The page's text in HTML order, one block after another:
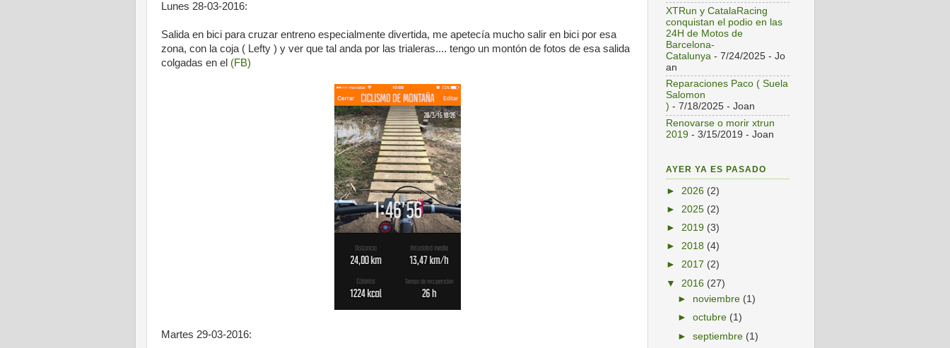
Lunes 28-03-2016:
Salida en bici para cruzar entreno especialmente divertida, me apetecía mucho salir en bici por esa
zona, con la coja ( Lefty ) y ver que tal anda por las trialeras.... tengo un montón de fotos de esa salida
colgadas en el (FB)
Martes 29-03-2016:
XTRun y CatalaRacing
conquistan el podio en las
24H de Motos de
Barcelona-
Catalunya - 7/24/2025 - Jo
an
Reparaciones Paco ( Suela
Salomon
) - 7/18/2025 - Joan
Renovarse o morir xtrun
2019 - 3/15/2019 - Joan
AYER YA ES PASADO
► 2026 (2)
► 2025 (2)
► 2019 (3)
► 2018 (4)
► 2017 (2)
▼ 2016 (27)
► noviembre (1)
►octubre (1)
►septiembre (1)